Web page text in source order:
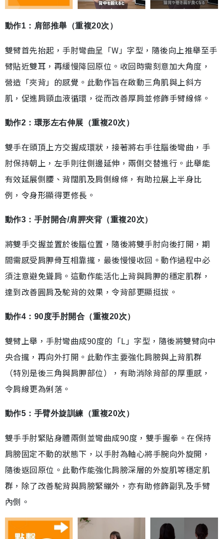
動作1：肩部推舉（重複20次）
雙臂首先抬起，手肘彎曲呈「W」字型，隨後向上推舉至手
臂貼近雙耳，再緩慢降回原位。收回時需刻意加大角度，
營造「夾背」的感覺。此動作旨在啟動三角肌與上斜方
肌，促進肩頸血液循環，從而改善厚肩並修飾手臂線條。
動作2：環形左右伸展（重複20次）
雙手在頭頂上方交握成環狀，接著將右手往腦後彎曲，手
肘保持朝上，左手則往側邊延伸，兩側交替進行。此舉能
有效延展側腰、背闊肌及肩側線條，有助拉展上半身比
例，令身形顯得更修長。
動作3：手肘開合/肩胛夾背（重複20次）
將雙手交握並置於後腦位置，隨後將雙手肘向後打開，期
間需感受肩胛骨互相靠攏，最後慢慢收回。動作過程中必
須注意避免聳肩。這動作能活化上背與肩胛的穩定肌群，
達到改善圓肩及駝背的效果，令背部更顯挺拔。
動作4：90度手肘開合（重複20次）
雙臂上舉，手肘彎曲成90度的「L」字型，隨後將雙臂向中
央合攏，再向外打開。此動作主要強化肩膀與上背肌群
（特別是後三角與肩胛部位），有助消除背部的厚重感，
令肩線更為俐落。
動作5：手臂外旋訓練（重複20次）
雙手手肘緊貼身體兩側並彎曲成90度，雙手握拳。在保持
肩膀固定不動的狀態下，以手肘為軸心將手腕向外旋開，
隨後返回原位。此動作能強化肩膀深層的外旋肌等穩定肌
群，除了改善駝背與肩膀緊繃外，亦有助修飾副乳及手臂
內側。